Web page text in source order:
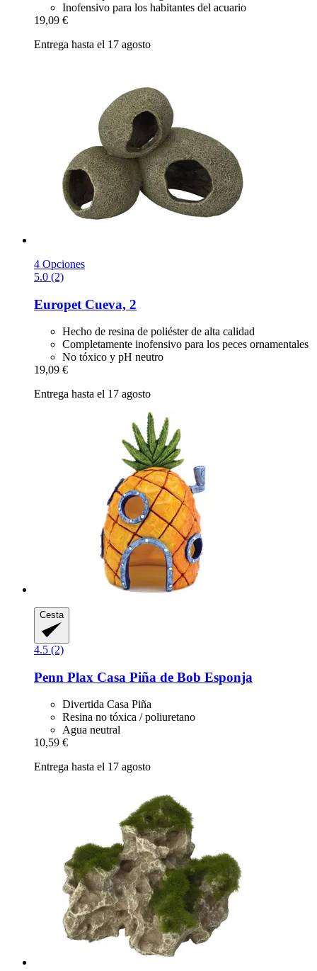
Inofensivo para los habitantes del acuario
19,09 €
Entrega hasta el 17 agosto
4 Opciones
5.0 (2)
Europet Cueva, 2
Hecho de resina de poliéster de alta calidad
Completamente inofensivo para los peces ornamentales
No tóxico y pH neutro
19,09 €
Entrega hasta el 17 agosto
Cesta
4.5 (2)
Penn Plax Casa Piña de Bob Esponja
Divertida Casa Piña
Resina no tóxica / poliuretano
Agua neutral
10,59 €
Entrega hasta el 17 agosto